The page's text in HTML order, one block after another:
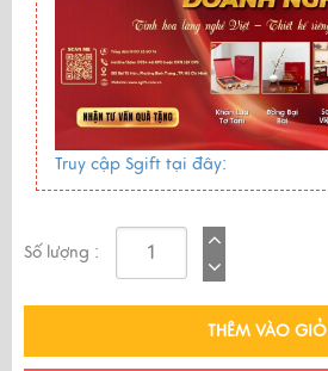
Truy cập Sgift tại đây:
Số lượng :
THÊM VÀO GIỎ